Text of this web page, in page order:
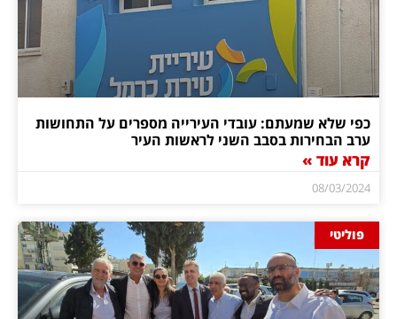
כפי שלא שמעתם: עובדי העירייה מספרים על התחושות
ערב הבחירות בסבב השני לראשות העיר
קרא עוד »
08/03/2024
פוליטי